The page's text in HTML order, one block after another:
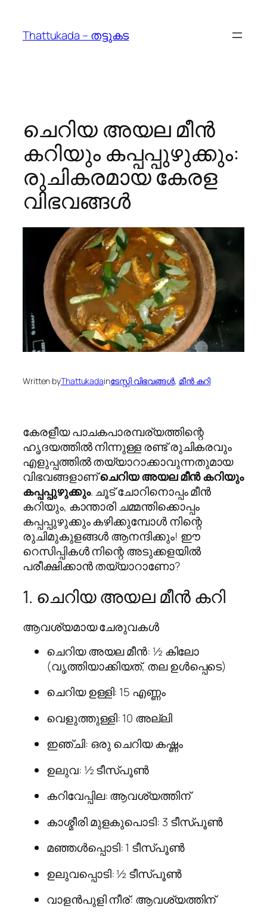
content
Thattukada – തട്ടുകട
ചെറിയ അയല മീൻ
കറിയും കപ്പപ്പുഴുക്കും:
രുചികരമായ കേരള
വിഭവങ്ങൾ
Written byThattukadainടേസ്റ്റി വിഭവങ്ങൾ, മീൻ കറി
കേരളീയ പാചകപാരമ്പര്യത്തിന്റെ
ഹൃദയത്തിൽ നിന്നുള്ള രണ്ട് രുചികരവും
എളുപ്പത്തിൽ തയ്യാറാക്കാവുന്നതുമായ
വിഭവങ്ങളാണ്ചെറിയ അയല മീൻ കറിയും
കപ്പപ്പുഴുക്കും. ചൂട് ചോറിനൊപ്പം മീൻ
കറിയും, കാന്താരി ചമ്മന്തിക്കൊപ്പം
കപ്പപ്പുഴുക്കും കഴിക്കുമ്പോൾ നിന്റെ
രുചിമുകുളങ്ങൾ ആനന്ദിക്കും! ഈ
റെസിപ്പികൾ നിന്റെ അടുക്കളയിൽ
പരീക്ഷിക്കാൻ തയ്യാറാണോ?
1. ചെറിയ അയല മീൻ കറി
ആവശ്യമായ ചേരുവകൾ
ചെറിയ അയല മീൻ: ½ കിലോ
(വൃത്തിയാക്കിയത്, തല ഉൾപ്പെടെ)
ചെറിയ ഉള്ളി: 15 എണ്ണം
വെളുത്തുള്ളി: 10 അല്ലി
ഇഞ്ചി: ഒരു ചെറിയ കഷ്ണം
ഉലുവ: ½ ടീസ്പൂൺ
കറിവേപ്പില: ആവശ്യത്തിന്
കാശ്മീരി മുളകുപൊടി: 3 ടീസ്പൂൺ
മഞ്ഞൾപ്പൊടി: 1 ടീസ്പൂൺ
ഉലുവപ്പൊടി: ½ ടീസ്പൂൺ
വാളൻപുളി നീര്: ആവശ്യത്തിന്